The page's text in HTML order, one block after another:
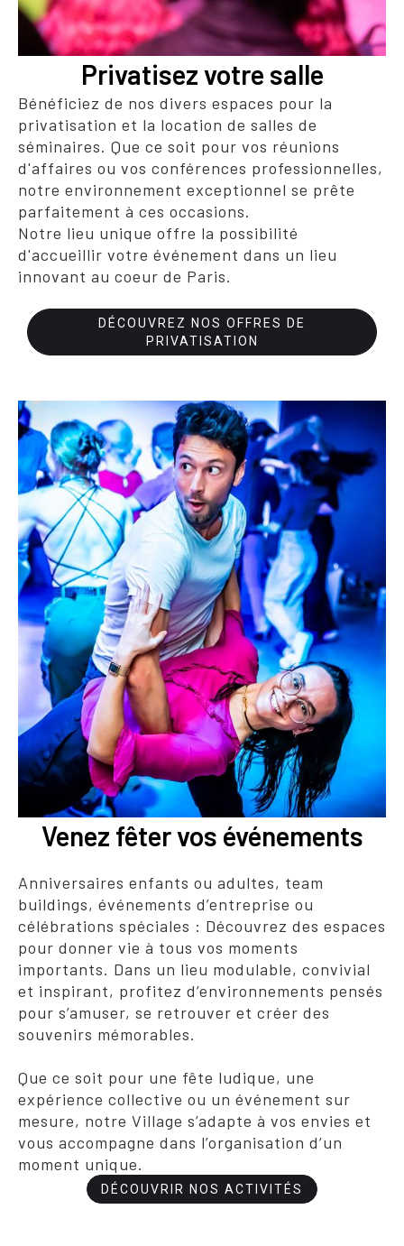
Privatisez votre salle
Bénéficiez de nos divers espaces pour la
privatisation et la location de salles de
séminaires. Que ce soit pour vos réunions
d'affaires ou vos conférences professionnelles,
notre environnement exceptionnel se prête
parfaitement à ces occasions.
Notre lieu unique offre la possibilité
d'accueillir votre événement dans un lieu
innovant au coeur de Paris.
DÉCOUVREZ NOS OFFRES DE
PRIVATISATION
Venez fêter vos événements
Anniversaires enfants ou adultes, team
buildings, événements d’entreprise ou
célébrations spéciales : Découvrez des espaces
pour donner vie à tous vos moments
importants. Dans un lieu modulable, convivial
et inspirant, profitez d’environnements pensés
pour s’amuser, se retrouver et créer des
souvenirs mémorables.
Que ce soit pour une fête ludique, une
expérience collective ou un événement sur
mesure, notre Village s’adapte à vos envies et
vous accompagne dans l’organisation d’un
moment unique.
DÉCOUVRIR NOS ACTIVITÉS